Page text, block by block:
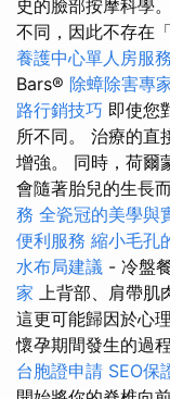
史的臉部按摩科學。
不同，因此不存在
養護中心單人房服務
Bars®️ 除蟑除害專
路行銷技巧 即使您
所不同。 治療的直
增強。 同時，荷爾
會隨著胎兒的生長
務 全瓷冠的美學與
便利服務 縮小毛孔
水布局建議 - 冷盤
家 上背部、肩帶肌
這更可能歸因於心
懷孕期間發生的過
台胞證申請 SEO保